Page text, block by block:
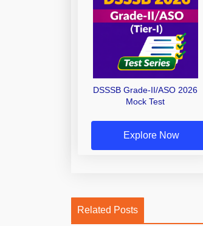
DSSSB Grade-II/ASO 2026
Mock Test
Explore Now
Related Posts